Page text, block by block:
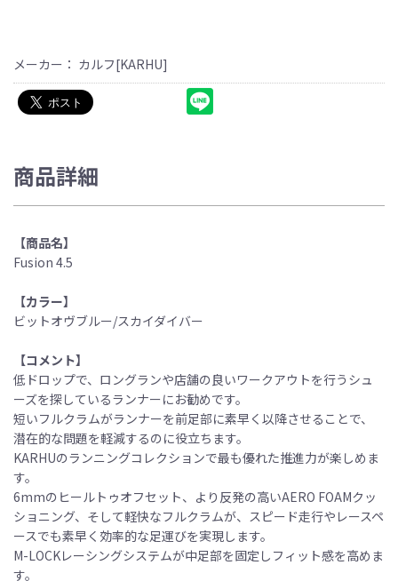
メーカー： カルフ[KARHU]
商品詳細
【商品名】
Fusion 4.5
【カラー】
ビットオヴブルー/スカイダイバー
【コメント】
低ドロップで、ロングランや店舗の良いワークアウトを行うシュ
ーズを探しているランナーにお勧めです。
短いフルクラムがランナーを前足部に素早く以降させることで、
潜在的な問題を軽減するのに役立ちます。
KARHUのランニングコレクションで最も優れた推進力が楽しめま
す。
6mmのヒールトゥオフセット、より反発の高いAERO FOAMクッ
ショニング、そして軽快なフルクラムが、スピード走行やレースペ
ースでも素早く効率的な足運びを実現します。
M-LOCKレーシングシステムが中足部を固定しフィット感を高めま
す。